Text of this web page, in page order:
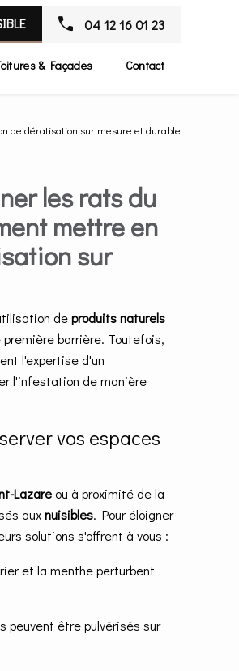
& Façades Contact
04 12 16 01 23
de dératisation sur mesure et durable
les rats du
mettre en
sur
deproduits naturels
barrière. Toutefois,
l'expertise d'un
l'infestation de manière
vos espaces
Lazare ou à proximité de la
auxnuisibles. Pour éloigner
solutions s'offrent à vous :
et la menthe perturbent
peuvent être pulvérisés sur